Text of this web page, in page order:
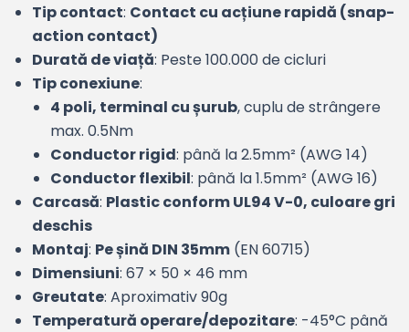
Tip contact: Contact cu acțiune rapidă (snap-
action contact)
Durată de viață: Peste 100.000 de cicluri
Tip conexiune:
4 poli, terminal cu șurub, cuplu de strângere
max. 0.5Nm
Conductor rigid: până la 2.5mm² (AWG 14)
Conductor flexibil: până la 1.5mm² (AWG 16)
Carcasă: Plastic conform UL94 V-0, culoare gri
deschis
Montaj: Pe șină DIN 35mm (EN 60715)
Dimensiuni: 67 × 50 × 46 mm
Greutate: Aproximativ 90g
Temperatură operare/depozitare: -45°C până